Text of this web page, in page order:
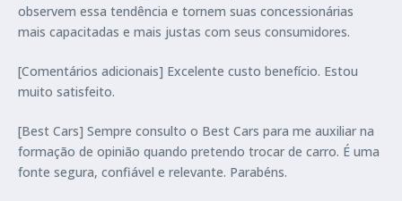
observem essa tendência e tornem suas concessionárias
mais capacitadas e mais justas com seus consumidores.
[Comentários adicionais] Excelente custo benefício. Estou
muito satisfeito.
[Best Cars] Sempre consulto o Best Cars para me auxiliar na
formação de opinião quando pretendo trocar de carro. É uma
fonte segura, confiável e relevante. Parabéns.